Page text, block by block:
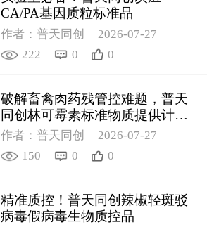
CA/PA基因质粒标准品
作者：普天同创
2026-07-27
222
0 0
破解畜禽肉药残管控难题，普天
同创林可霉素标准物质提供计量
支撑
作者：普天同创
2026-07-27
150
0 0
精准质控！普天同创辣椒轻斑驳
病毒假病毒生物质控品